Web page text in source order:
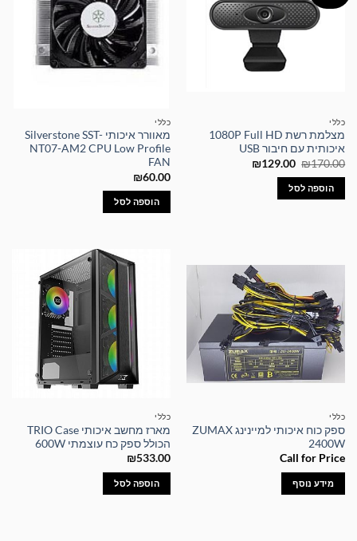
כללי
מצלמת רשת 1080P Full HD
איכותית עם חיבור USB
₪170.00
המחיר
היה:
₪170.00.
₪129.00
המחיר
הוספה לסל
כללי
מאוורר איכותי Silverstone SST-
NT07-AM2 CPU Low Profile
FAN
₪60.00
הוספה לסל
כללי
ספק כוח איכותי למיינינג ZUMAX
2400W
Call for Price
מידע נוסף
כללי
מארז מחשב איכותי TRIO Case
הכולל ספק כח עוצמתי 600W
₪533.00
הוספה לסל